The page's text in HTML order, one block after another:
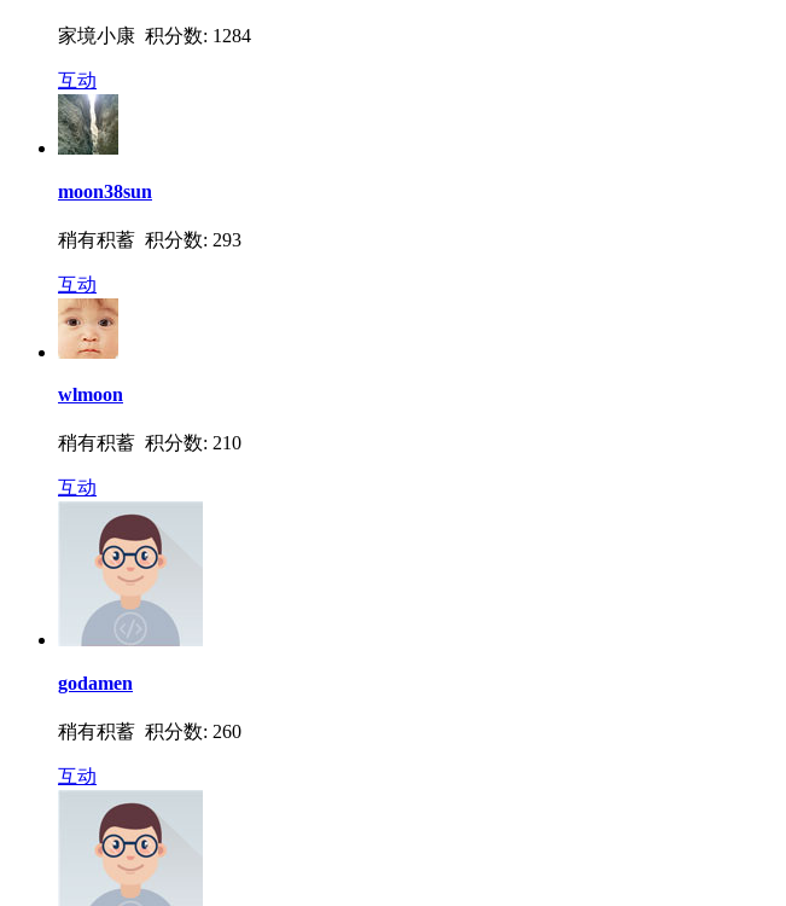
家境小康 积分数: 1284
互动
moon38sun
稍有积蓄 积分数: 293
互动
wlmoon
稍有积蓄 积分数: 210
互动
godamen
稍有积蓄 积分数: 260
互动